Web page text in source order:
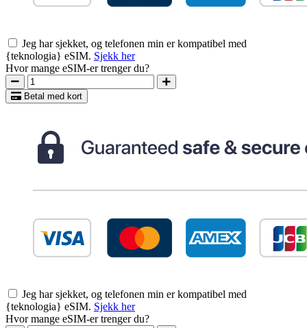
Jeg har sjekket, og telefonen min er kompatibel med
{teknologia} eSIM. Sjekk her
Hvor mange eSIM-er trenger du?
Betal med kort
Jeg har sjekket, og telefonen min er kompatibel med
{teknologia} eSIM. Sjekk her
Hvor mange eSIM-er trenger du?